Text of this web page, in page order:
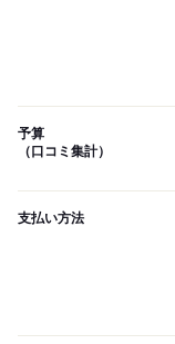
予算
（口コミ集計）
支払い方法